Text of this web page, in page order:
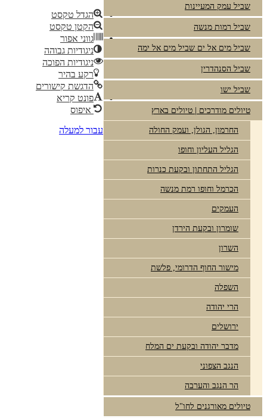
שביל עמק המעיינות
שביל רמות מנשה
שביל מים אל ים שביל מים אל ימה
שביל הסנהדרין
שביל ישו
טיולים מודרכים | טיולים בארץ
החרמון, הגולן, ועמק החולה
הגליל העליון וחופו
הגליל התחתון ובקעת כנרות
הכרמל וחופו רמת מנשה
העמקים
שומרון ובקעת הירדן
השרון
מישור החוף הדרומי, פלשת
השפלה
הרי יהודה
ירושלים
מדבר יהודה ובקעת ים המלח
הנגב הצפוני
הר הנגב והערבה
טיולים מאורגנים לחו"ל
הגדל טקסט
הקטן טקסט
גווני אפור
ניגודיות גבוהה
ניגודיות הפוכה
רקע בהיר
הדגשת קישורים
פונט קריא
איפוס
עבור למעלה